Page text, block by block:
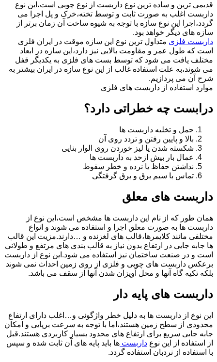
قدیمی ترین و ساده ترین نوع داربست از نوع چوبی است،این نوع
داربست اغلب به صورت ثابت و توسط تخته،خرک و پل اجرا می
گردد،اجرا این نوع سازه با توجه به شیوه ساخت آن زمان برتر از
سازه های دیگر خواهد بود.
داربست فلزی متداول ترین نوع این سازه موقت در ایران فلزی
است که طول عمر و مقاومت بالایی نیز دارد،این سازه در ابعاد
مختلف یافت می شود که توسط بست های فلزی به یکدیگر قفل
می شوند،به علت استفاده غالب از این نوع سازه در ایران بیشتر به
شرح آن می پردازیم.
موارد استفاده از داربست های فلزی
درابست چه خطراتی دارد؟
حمل و تخلیه داربست ها
بالا و پایین رفتن و تردد روی آن
شکسته شدن یا لیز خوردن روی الوار بنایی
عمال بار بیش ازحد به داربست ها
نداشتن حفاظ یا نرده و خطر سقوط
تماس با سیم برق و برق گرفتگی
داربست های معلق
همان طور که از نام این داربست ها مشخص است،این نوع از
داربست ها به صورت معلق اجرا و استفاده می شوند و انواع
مختلفی مانند کلایمرها،قالب های لغزنده و …دارند.مزیت این قالب
ها جابه جایی در ارتفاع بدون نیاز به قالب بندی های مرتفع و طولانی
است و در صنعت ساختمان نیز استفاده می شود.این نوع از داربست
برعکس داربست های چوبی و فلزی از روی زمین احداث نمی شوند
بلکه تکیه گاه آنها و محل آویزان شدن آنها از سقف می باشد.
داربست های پایه دار
این نوع از داربست ها به دلیل خطر واژگونی و…اغلب دارای ارتفاع
محدودی از سطح زمین هستند،اما با توجه به سرعت برپایی و امکان
جابه جایی سریع برای ارتفاع های محدود بسیار کاربردی هستند.قبل
از استفاده از این نوع داربست ها باید پایه های آن ثابت شده و سپس
با استفاده از نردبان استفاده گردد.